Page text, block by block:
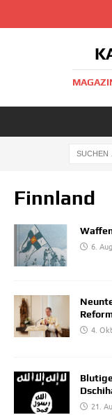
Finnland
6.
4.
21.